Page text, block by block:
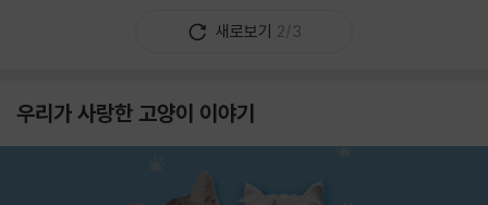
새로보기 2/3
우리가 사랑한 고양이 이야기